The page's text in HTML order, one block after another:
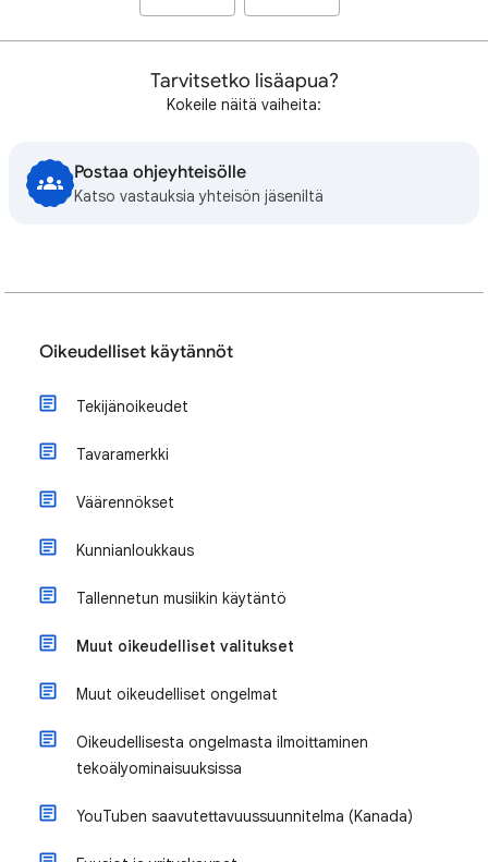
Tarvitsetko lisäapua?
Kokeile näitä vaiheita:
Postaa ohjeyhteisölle
Katso vastauksia yhteisön jäseniltä
Oikeudelliset käytännöt
Tekijänoikeudet
Tavaramerkki
Väärennökset
Kunnianloukkaus
Tallennetun musiikin käytäntö
Muut oikeudelliset valitukset
Muut oikeudelliset ongelmat
Oikeudellisesta ongelmasta ilmoittaminen
tekoälyominaisuuksissa
YouTuben saavutettavuussuunnitelma (Kanada)